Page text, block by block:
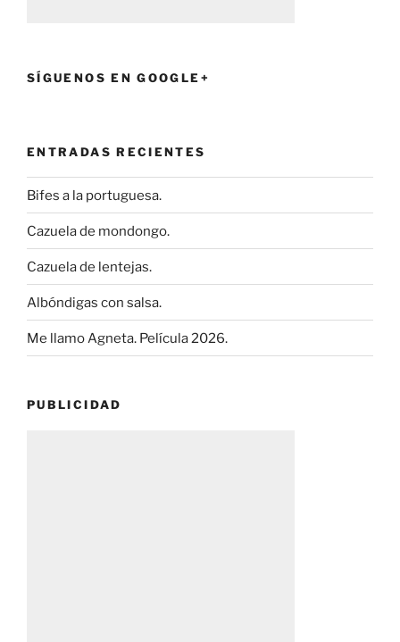
SÍGUENOS EN GOOGLE+
ENTRADAS RECIENTES
Bifes a la portuguesa.
Cazuela de mondongo.
Cazuela de lentejas.
Albóndigas con salsa.
Me llamo Agneta. Película 2026.
PUBLICIDAD